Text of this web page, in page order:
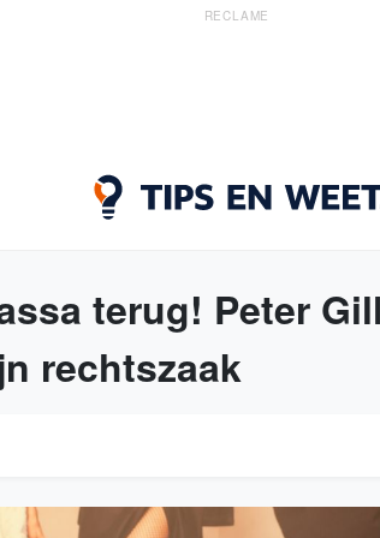
RECLAME
terug! Peter
rechtszaak